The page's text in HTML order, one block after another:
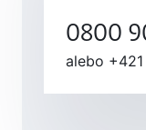
0800
alebo